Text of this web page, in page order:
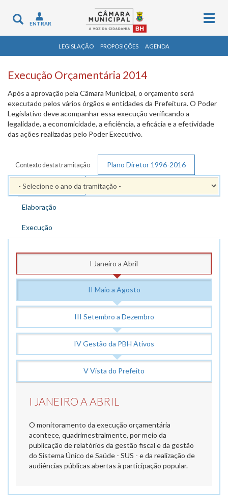
Toggle
navigation
ENTRAR
LEGISLAÇÃO PROPOSIÇÕES AGENDA
Execução Orçamentária 2014
Após a aprovação pela Câmara Municipal, o orçamento será
executado pelos vários órgãos e entidades da Prefeitura. O Poder
Legislativo deve acompanhar essa execução verificando a
legalidade, a economicidade, a eficiência, a eficácia e a efetividade
das ações realizadas pelo Poder Executivo.
Contexto desta tramitação Plano Diretor 1996-2016
PPAG 2014 - 2017
Elaboração
Execução
I Janeiro a Abril
II Maio a Agosto
III Setembro a Dezembro
IV Gestão da PBH Ativos
V Vista do Prefeito
I JANEIRO A ABRIL
O monitoramento da execução orçamentária
acontece, quadrimestralmente, por meio da
publicação de relatórios da gestão fiscal e da gestão
do Sistema Único de Saúde - SUS - e da realização de
audiências públicas abertas à participação popular.